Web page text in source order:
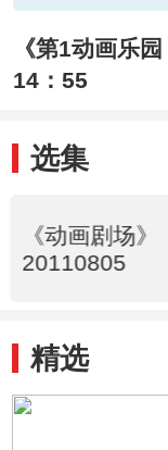
《第1动画乐
14：55
选集
《动画剧场》
20110805
精选